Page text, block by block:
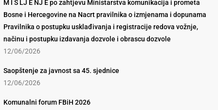
M I Š LJ E NJ E po zahtjevu Ministarstva komunikacija i prometa
Bosne i Hercegovine na Nacrt pravilnika o izmjenama i dopunama
Pravilnika o postupku usklađivanja i registracije redova vožnje,
načinu i postupku izdavanja dozvole i obrascu dozvole
12/06/2026
Saopštenje za javnost sa 45. sjednice
12/06/2026
Komunalni forum FBiH 2026